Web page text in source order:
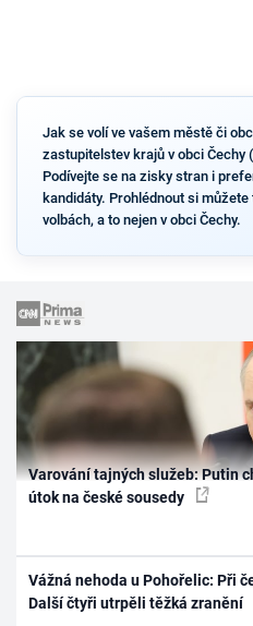
Jak se volí ve vašem městě či
zastupitelstev krajů v obci Čechy
Podívejte se na zisky stran i
kandidáty. Prohlédnout si
volbách, a to nejen v obci Čechy.
Varování tajných služeb: Putin
útok na české sousedy
Vážná nehoda u Pohořelic: Při
Další čtyři utrpěli těžká zranění